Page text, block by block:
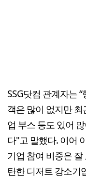
SSG닷컴 관계자는
객은 많이 없지만
업 부스 등도 있어
다"고 말했다. 이어
기업 참여 비중은
탄한 디저트 강소기